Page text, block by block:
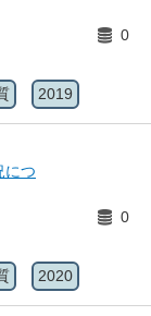
0
2019
につ
0
2020